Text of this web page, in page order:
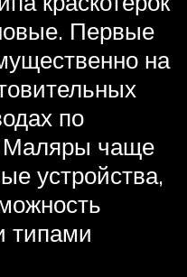
Первые
на
по
Маляры чаще
устройства,
типами